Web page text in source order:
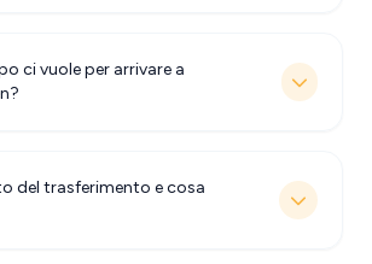
ci vuole per arrivare a
del trasferimento e cosa